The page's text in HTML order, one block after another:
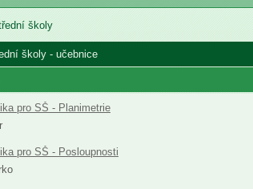
školy
školy - učebnice
pro SŠ - Planimetrie
pro SŠ - Posloupnosti